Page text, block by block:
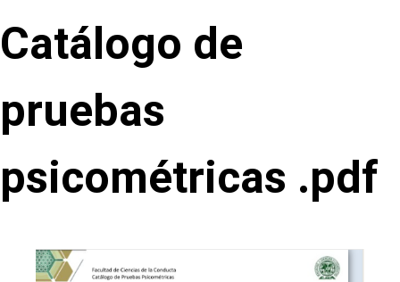
Catálogo de
pruebas
psicométricas .pdf